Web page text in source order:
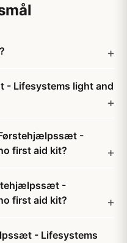
Lifesystems light and
-
first aid kit?
-
first aid kit?
- Lifesystems